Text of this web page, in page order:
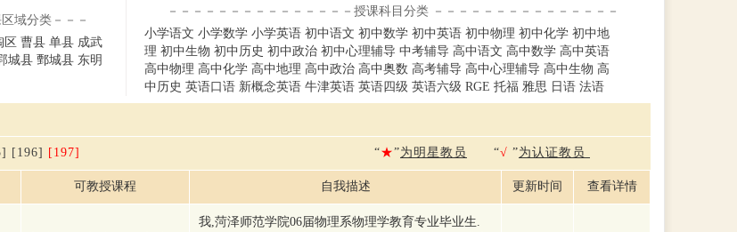
域分类－－－
区 曹县 单县 成武
城县 鄄城县 东明
－－－－－－－－－－－－－－－授课科目分类 －－－－－－－－－－－－－－－
小学语文 小学数学 小学英语 初中语文 初中数学 初中英语 初中物理 初中化学 初中地
理 初中生物 初中历史 初中政治 初中心理辅导 中考辅导 高中语文 高中数学 高中英语
高中物理 高中化学 高中地理 高中政治 高中奥数 高考辅导 高中心理辅导 高中生物 高
中历史 英语口语 新概念英语 牛津英语 英语四级 英语六级 RGE 托福 雅思 日语 法语
[196] [197] “★”为明星教员 “√ ”为认证教员
可教授课程 自我描述 更新时间 查看详情
我,菏泽师范学院06届物理系物理学教育专业毕业生.